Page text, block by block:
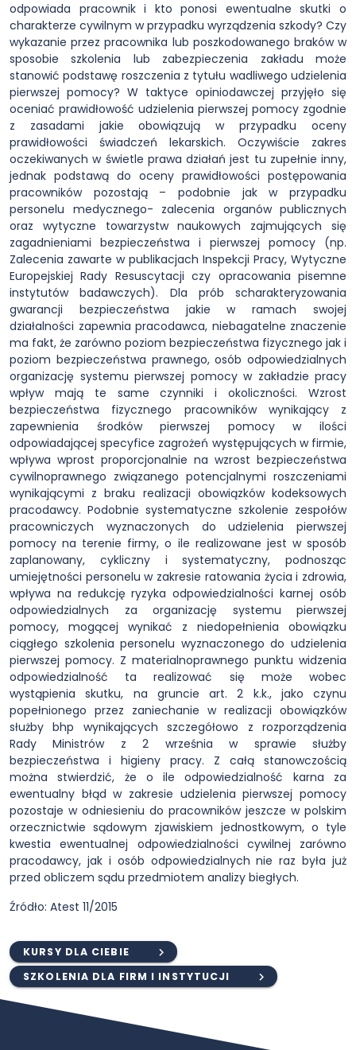
odpowiada pracownik i kto ponosi ewentualne skutki o
charakterze cywilnym w przypadku wyrządzenia szkody? Czy
wykazanie przez pracownika lub poszkodowanego braków w
sposobie szkolenia lub zabezpieczenia zakładu może
stanowić podstawę roszczenia z tytułu wadliwego udzielenia
pierwszej pomocy? W taktyce opiniodawczej przyjęło się
oceniać prawidłowość udzielenia pierwszej pomocy zgodnie
z zasadami jakie obowiązują w przypadku oceny
prawidłowości świadczeń lekarskich. Oczywiście zakres
oczekiwanych w świetle prawa działań jest tu zupełnie inny,
jednak podstawą do oceny prawidłowości postępowania
pracowników pozostają – podobnie jak w przypadku
personelu medycznego- zalecenia organów publicznych
oraz wytyczne towarzystw naukowych zajmujących się
zagadnieniami bezpieczeństwa i pierwszej pomocy (np.
Zalecenia zawarte w publikacjach Inspekcji Pracy, Wytyczne
Europejskiej Rady Resuscytacji czy opracowania pisemne
instytutów badawczych). Dla prób scharakteryzowania
gwarancji bezpieczeństwa jakie w ramach swojej
działalności zapewnia pracodawca, niebagatelne znaczenie
ma fakt, że zarówno poziom bezpieczeństwa fizycznego jak i
poziom bezpieczeństwa prawnego, osób odpowiedzialnych
organizację systemu pierwszej pomocy w zakładzie pracy
wpływ mają te same czynniki i okoliczności. Wzrost
bezpieczeństwa fizycznego pracowników wynikający z
zapewnienia środków pierwszej pomocy w ilości
odpowiadającej specyfice zagrożeń występujących w firmie,
wpływa wprost proporcjonalnie na wzrost bezpieczeństwa
cywilnoprawnego związanego potencjalnymi roszczeniami
wynikającymi z braku realizacji obowiązków kodeksowych
pracodawcy. Podobnie systematyczne szkolenie zespołów
pracowniczych wyznaczonych do udzielenia pierwszej
pomocy na terenie firmy, o ile realizowane jest w sposób
zaplanowany, cykliczny i systematyczny, podnosząc
umiejętności personelu w zakresie ratowania życia i zdrowia,
wpływa na redukcję ryzyka odpowiedzialności karnej osób
odpowiedzialnych za organizację systemu pierwszej
pomocy, mogącej wynikać z niedopełnienia obowiązku
ciągłego szkolenia personelu wyznaczonego do udzielenia
pierwszej pomocy. Z materialnoprawnego punktu widzenia
odpowiedzialność ta realizować się może wobec
wystąpienia skutku, na gruncie art. 2 k.k., jako czynu
popełnionego przez zaniechanie w realizacji obowiązków
służby bhp wynikających szczegółowo z rozporządzenia
Rady Ministrów z 2 września w sprawie służby
bezpieczeństwa i higieny pracy. Z całą stanowczością
można stwierdzić, że o ile odpowiedzialność karna za
ewentualny błąd w zakresie udzielenia pierwszej pomocy
pozostaje w odniesieniu do pracowników jeszcze w polskim
orzecznictwie sądowym zjawiskiem jednostkowym, o tyle
kwestia ewentualnej odpowiedzialności cywilnej zarówno
pracodawcy, jak i osób odpowiedzialnych nie raz była już
przed obliczem sądu przedmiotem analizy biegłych.
Źródło: Atest 11/2015
KURSY DLA CIEBIE
SZKOLENIA DLA FIRM I INSTYTUCJI